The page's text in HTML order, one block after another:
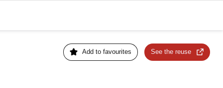
Add to favourites See the reuse